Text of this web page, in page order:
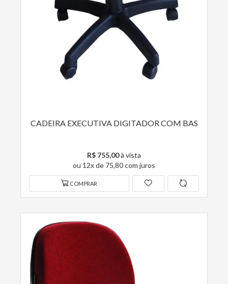
CADEIRA EXECUTIVA DIGITADOR COM BAS
R$ 755,00à vista
ou 12x de 75,80 com juros
COMPRAR